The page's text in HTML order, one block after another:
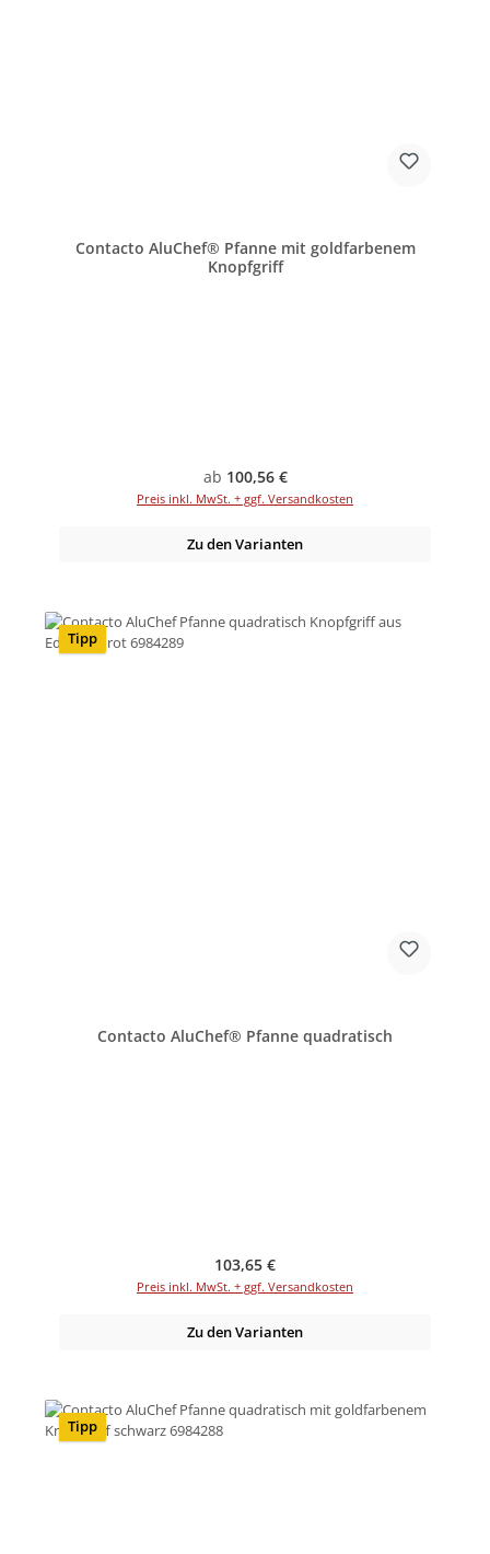
Contacto AluChef® Pfanne mit goldfarbenem
Knopfgriff
Regulärer Preis:
ab 100,56 €
Preis inkl. MwSt. + ggf. Versandkosten
Zu den Varianten
Tipp
Contacto AluChef® Pfanne quadratisch
Regulärer Preis:
103,65 €
Preis inkl. MwSt. + ggf. Versandkosten
Zu den Varianten
Tipp